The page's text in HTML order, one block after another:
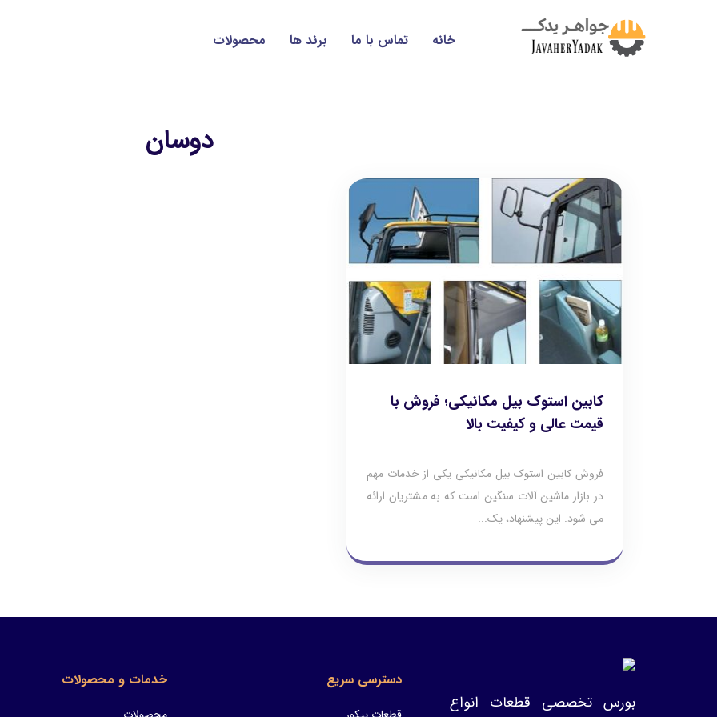
خانه تماس با ما برند ها محصولات
دوسان
کابین استوک بیل مکانیکی؛ فروش با
قیمت عالی و کیفیت بالا
فروش کابین استوک بیل مکانیکی یکی از خدمات مهم
در بازار ماشین‌ آلات سنگین است که به مشتریان ارائه
می‌ شود. این پیشنهاد، یک...
بورس تخصصی قطعات انواع
دسترسی سریع خدمات و محصولات